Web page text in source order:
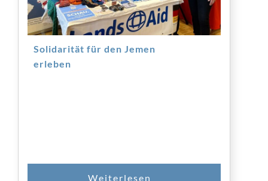
Solidarität für den Jemen
erleben